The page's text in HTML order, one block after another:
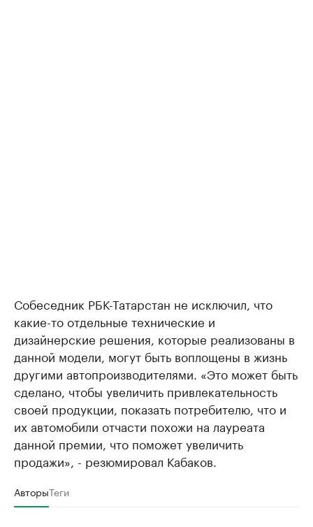
Собеседник РБК-Татарстан не исключил, что
какие-то отдельные технические и
дизайнерские решения, которые реализованы в
данной модели, могут быть воплощены в жизнь
другими автопроизводителями. «Это может быть
сделано, чтобы увеличить привлекательность
своей продукции, показать потребителю, что и
их автомобили отчасти похожи на лауреата
данной премии, что поможет увеличить
продажи», - резюмировал Кабаков.
АвторыТеги